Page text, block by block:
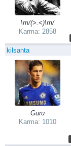
\m/(>.<)\m/
Karma: 2858
kilsanta
Guru
Karma: 1010